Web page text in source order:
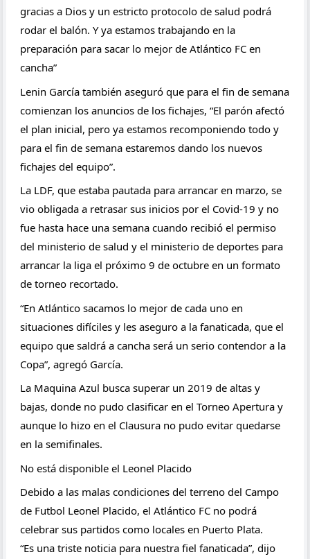
gracias a Dios y un estricto protocolo de salud podrá
rodar el balón. Y ya estamos trabajando en la
preparación para sacar lo mejor de Atlántico FC en
cancha”
Lenin García también aseguró que para el fin de semana
comienzan los anuncios de los fichajes, “El parón afectó
el plan inicial, pero ya estamos recomponiendo todo y
para el fin de semana estaremos dando los nuevos
fichajes del equipo”.
La LDF, que estaba pautada para arrancar en marzo, se
vio obligada a retrasar sus inicios por el Covid-19 y no
fue hasta hace una semana cuando recibió el permiso
del ministerio de salud y el ministerio de deportes para
arrancar la liga el próximo 9 de octubre en un formato
de torneo recortado.
“En Atlántico sacamos lo mejor de cada uno en
situaciones difíciles y les aseguro a la fanaticada, que el
equipo que saldrá a cancha será un serio contendor a la
Copa”, agregó García.
La Maquina Azul busca superar un 2019 de altas y
bajas, donde no pudo clasificar en el Torneo Apertura y
aunque lo hizo en el Clausura no pudo evitar quedarse
en la semifinales.
No está disponible el Leonel Placido
Debido a las malas condiciones del terreno del Campo
de Futbol Leonel Placido, el Atlántico FC no podrá
celebrar sus partidos como locales en Puerto Plata.
“Es una triste noticia para nuestra fiel fanaticada”, dijo